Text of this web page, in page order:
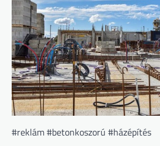
#reklám #betonkoszorú #házépítés